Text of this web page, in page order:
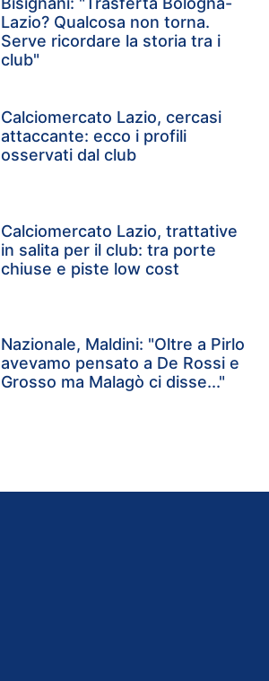
Lazio? Qualcosa non torna.
Serve ricordare la storia tra i
club"
Calciomercato Lazio, cercasi
attaccante: ecco i profili
osservati dal club
Calciomercato Lazio, trattative
in salita per il club: tra porte
chiuse e piste low cost
Nazionale, Maldini: "Oltre a Pirlo
avevamo pensato a De Rossi e
Grosso ma Malagò ci disse..."